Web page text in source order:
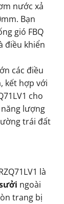
nước xả
Bạn
gió FBQ
điều khiển
các điều
kết hợp với
cho
lượng
trái đất
là
ngoài
trang bị